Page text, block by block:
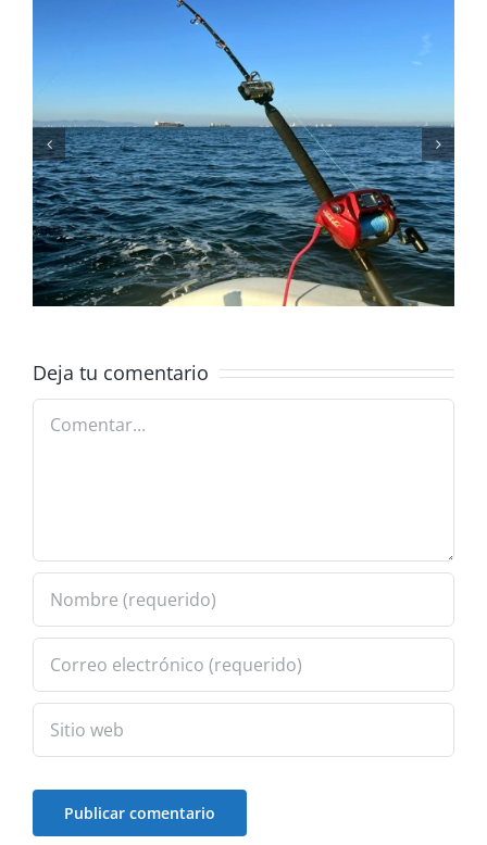
Gestionar waypoints con
ReefMaster
Deja tu comentario
Comentar